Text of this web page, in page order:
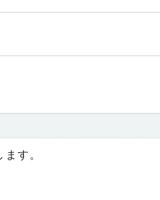
す。